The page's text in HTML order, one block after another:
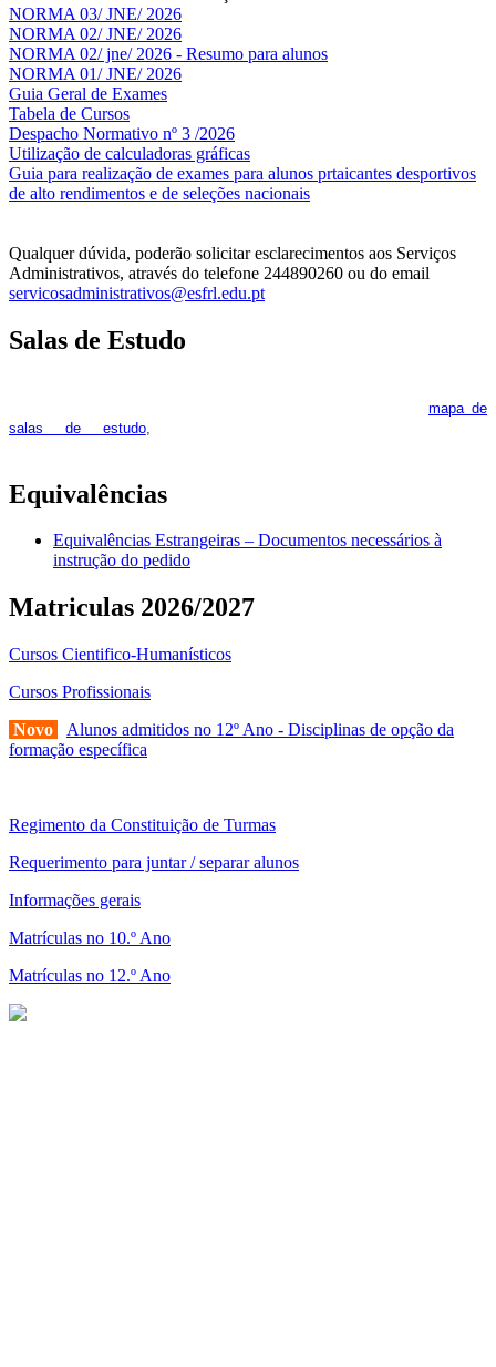
NORMA 03/ JNE/ 2026
NORMA 02/ JNE/ 2026
NORMA 02/ jne/ 2026 - Resumo para alunos
NORMA 01/ JNE/ 2026
Guia Geral de Exames
Tabela de Cursos
Despacho Normativo nº 3 /2026
Utilização de calculadoras gráficas
Guia para realização de exames para alunos prtaicantes desportivos
de alto rendimentos e de seleções nacionais
Qualquer dúvida, poderão solicitar esclarecimentos aos Serviços
Administrativos, através do telefone 244890260 ou do email
servicosadministrativos@esfrl.edu.pt
Salas de Estudo
mapa de
salas de estudo,
Equivalências
Equivalências Estrangeiras – Documentos necessários à
instrução do pedido
Matriculas 2026/2027
Cursos Cientifico-Humanísticos
Cursos Profissionais
Novo
Alunos admitidos no 12º Ano - Disciplinas de opção da
formação específica
Regimento da Constituição de Turmas
Requerimento para juntar / separar alunos
Informações gerais
Matrículas no 10.º Ano
Matrículas no 12.º Ano